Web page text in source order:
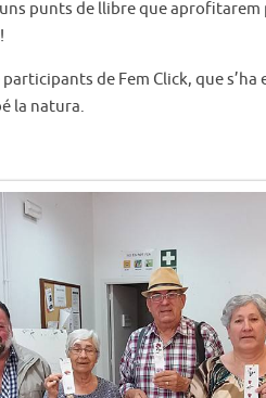
punts de llibre que aprofitarem
de Fem Click, que
la natura.